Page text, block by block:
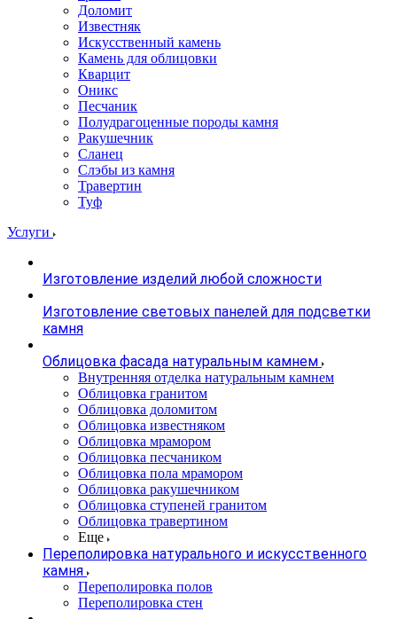
Доломит
Известняк
Искусственный камень
Камень для облицовки
Кварцит
Оникс
Песчаник
Полудрагоценные породы камня
Ракушечник
Сланец
Слэбы из камня
Травертин
Туф
Услуги
Изготовление изделий любой сложности
Изготовление световых панелей для подсветки
камня
Облицовка фасада натуральным камнем
Внутренняя отделка натуральным камнем
Облицовка гранитом
Облицовка доломитом
Облицовка известняком
Облицовка мрамором
Облицовка песчаником
Облицовка пола мрамором
Облицовка ракушечником
Облицовка ступеней гранитом
Облицовка травертином
Еще
Переполировка натурального и искусственного
камня
Переполировка полов
Переполировка стен